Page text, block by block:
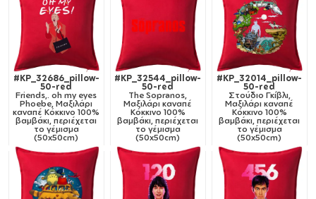
#KP_32686_pillow-
50-red
Friends,. oh my eyes
Phoebe, Μαξιλάρι
καναπέ Κόκκινο 100%
βαμβάκι, περιέχεται
το γέμισμα
(50x50cm)
#KP_32544_pillow-
50-red
The Sopranos,
Μαξιλάρι καναπέ
Κόκκινο 100%
βαμβάκι, περιέχεται
το γέμισμα
(50x50cm)
#KP_32014_pillow-
50-red
Στούδιο Γκίβλι,
Μαξιλάρι καναπέ
Κόκκινο 100%
βαμβάκι, περιέχεται
το γέμισμα
(50x50cm)